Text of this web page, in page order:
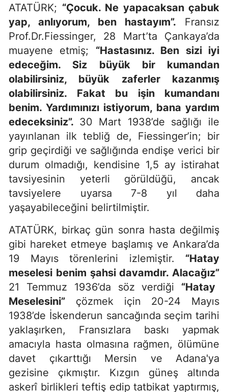
ATATÜRK; “Çocuk. Ne yapacaksan çabuk
yap, anlıyorum, ben hastayım”. Fransız
Prof.Dr.Fiessinger, 28 Mart’ta Çankaya’da
muayene etmiş; “Hastasınız. Ben sizi iyi
edeceğim. Siz büyük bir kumandan
olabilirsiniz, büyük zaferler kazanmış
olabilirsiniz. Fakat bu işin kumandanı
benim. Yardımınızı istiyorum, bana yardım
edeceksiniz”. 30 Mart 1938’de sağlığı ile
yayınlanan ilk tebliğ de, Fiessinger’in; bir
grip geçirdiği ve sağlığında endişe verici bir
durum olmadığı, kendisine 1,5 ay istirahat
tavsiyesinin yeterli görüldüğü, ancak
tavsiyelere uyarsa 7-8 yıl daha
yaşayabileceğini belirtilmiştir.
ATATÜRK, birkaç gün sonra hasta değilmiş
gibi hareket etmeye başlamış ve Ankara’da
19 Mayıs törenlerini izlemiştir. “Hatay
meselesi benim şahsi davamdır. Alacağız”
21 Temmuz 1936’da söz verdiği “Hatay
Meselesini” çözmek için 20-24 Mayıs
1938’de İskenderun sancağında seçim tarihi
yaklaşırken, Fransızlara baskı yapmak
amacıyla hasta olmasına rağmen, ölümüne
davet çıkarttığı Mersin ve Adana'ya
gezisine çıkmıştır. Kızgın güneş altında
askerî birlikleri teftiş edip tatbikat yaptırmış,